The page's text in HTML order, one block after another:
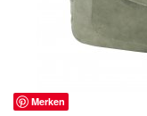
Merken